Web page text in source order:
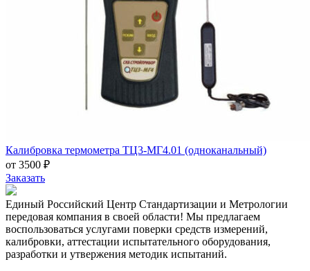
Калибровка термометра ТЦ3-МГ4.01 (одноканальный)
от 3500 ₽
Заказать
Единый Российский Центр Стандартизации и Метрологии
передовая компания в своей области! Мы предлагаем
воспользоваться услугами поверки средств измерений,
калибровки, аттестации испытательного оборудования,
разработки и утвержения методик испытаний.